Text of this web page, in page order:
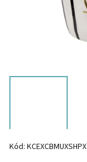
Kód: